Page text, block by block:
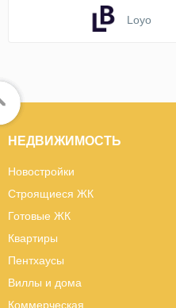
Loyo
НЕДВИЖИМОСТЬ
Новостройки
Строящиеся ЖК
Готовые ЖК
Квартиры
Пентхаусы
Виллы и дома
Коммерческая